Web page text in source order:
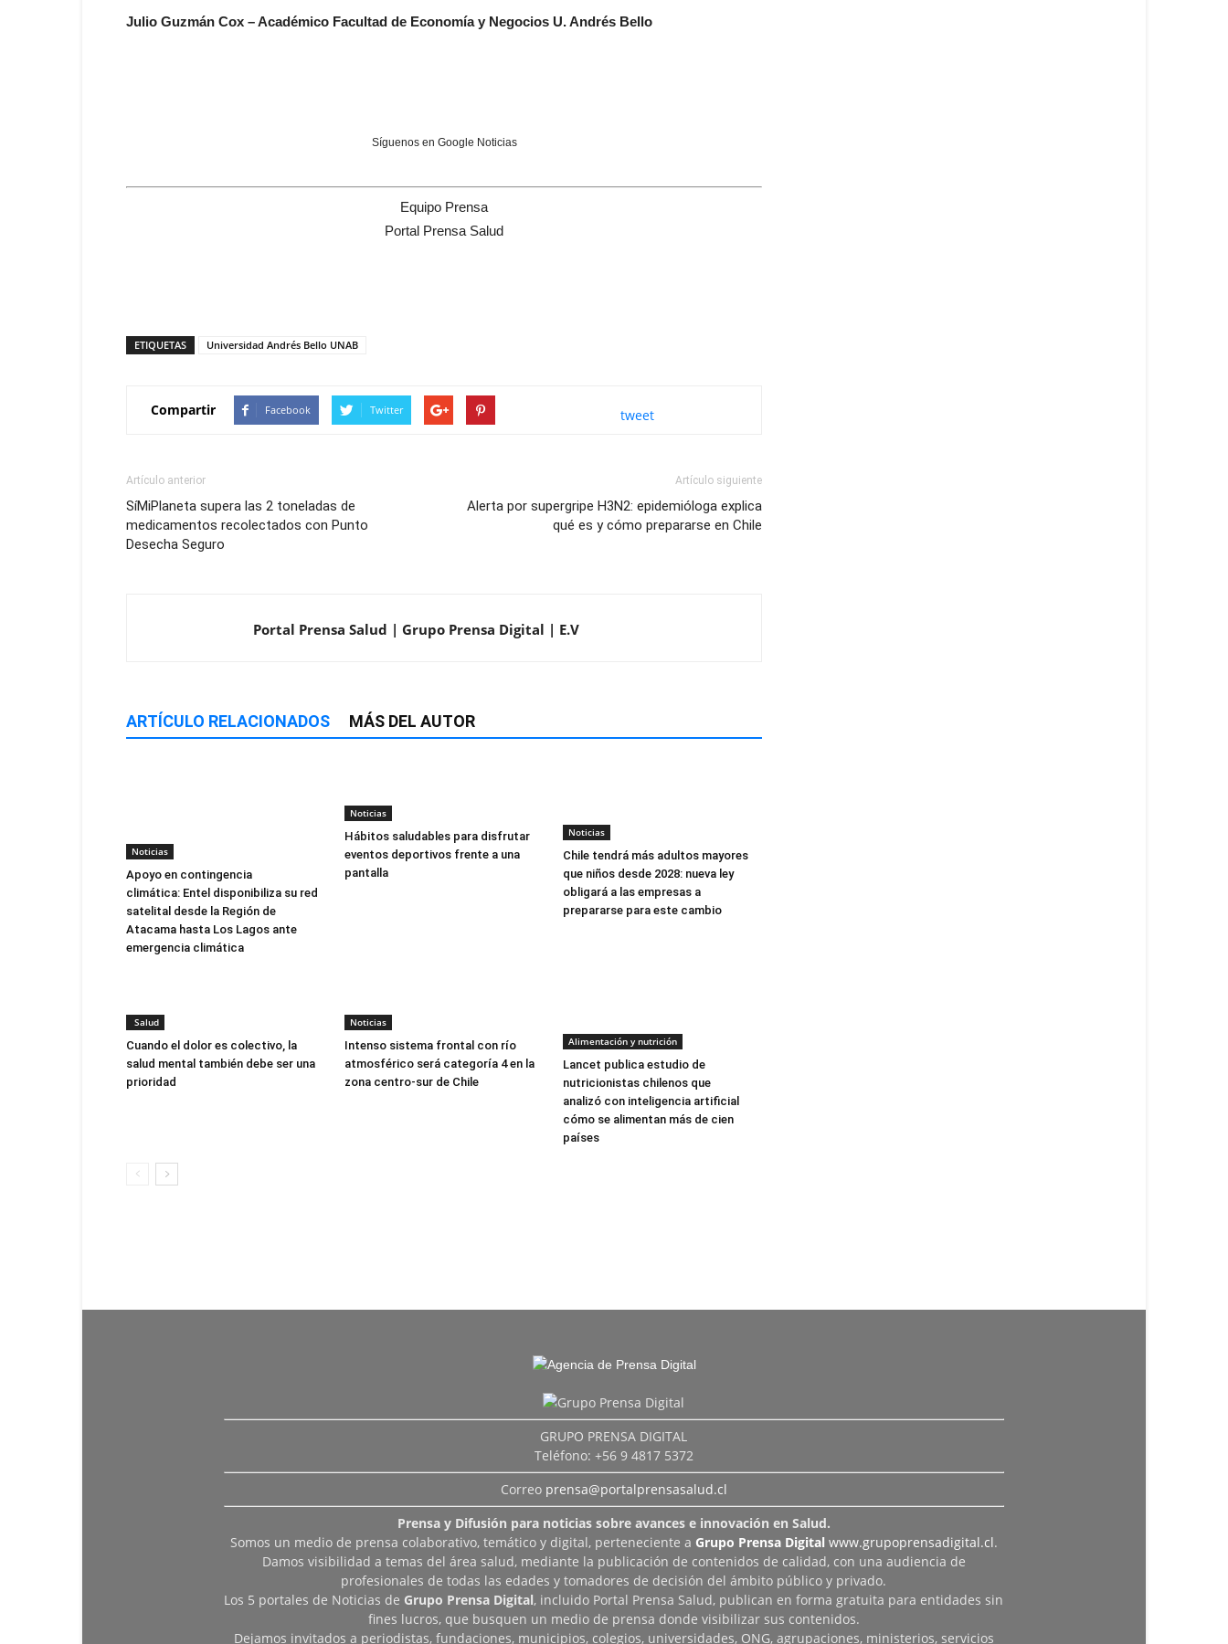
Julio Guzmán Cox – Académico Facultad de Economía y Negocios U. Andrés Bello
Síguenos en Google Noticias
Equipo Prensa
Portal Prensa Salud
ETIQUETAS Universidad Andrés Bello UNAB
Compartir Facebook Twitter tweet
Artículo anterior
SíMiPlaneta supera las 2 toneladas de
medicamentos recolectados con Punto
Desecha Seguro
Artículo siguiente
Alerta por supergripe H3N2: epidemióloga explica
qué es y cómo prepararse en Chile
Portal Prensa Salud | Grupo Prensa Digital | E.V
ARTÍCULO RELACIONADOS MÁS DEL AUTOR
Noticias
Apoyo en contingencia
climática: Entel disponibiliza su red
satelital desde la Región de
Atacama hasta Los Lagos ante
emergencia climática
Noticias
Hábitos saludables para disfrutar
eventos deportivos frente a una
pantalla
Noticias
Chile tendrá más adultos mayores
que niños desde 2028: nueva ley
obligará a las empresas a
prepararse para este cambio
Salud
Cuando el dolor es colectivo, la
salud mental también debe ser una
prioridad
Noticias
Intenso sistema frontal con río
atmosférico será categoría 4 en la
zona centro-sur de Chile
Alimentación y nutrición
Lancet publica estudio de
nutricionistas chilenos que
analizó con inteligencia artificial
cómo se alimentan más de cien
países
GRUPO PRENSA DIGITAL
Teléfono: +56 9 4817 5372
Correo prensa@portalprensasalud.cl
Prensa y Difusión para noticias sobre avances e innovación en Salud.
Somos un medio de prensa colaborativo, temático y digital, perteneciente a Grupo Prensa Digital www.grupoprensadigital.cl.
Damos visibilidad a temas del área salud, mediante la publicación de contenidos de calidad, con una audiencia de
profesionales de todas las edades y tomadores de decisión del ámbito público y privado.
Los 5 portales de Noticias de Grupo Prensa Digital, incluido Portal Prensa Salud, publican en forma gratuita para entidades sin
fines lucros, que busquen un medio de prensa donde visibilizar sus contenidos.
Dejamos invitados a periodistas, fundaciones, municipios, colegios, universidades, ONG, agrupaciones, ministerios, servicios